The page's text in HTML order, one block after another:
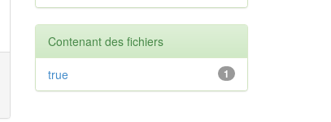
Contenant des fichiers
1
true